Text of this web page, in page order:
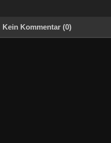
Kein Kommentar (0)